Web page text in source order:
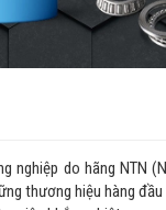
nghiệp do hãng NTN
thương hiệu hàng